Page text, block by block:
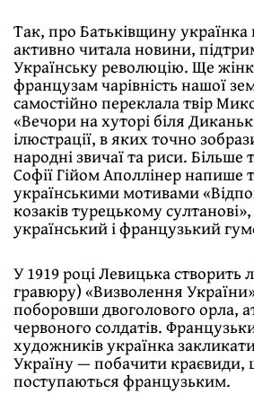
Так, про Батьківщину
активно читала новини,
Українську революцію. Ще
французам чарівність нашої
самостійно переклала твір
«Вечори на хуторі біля
ілюстрації, в яких точно
народні звичаї та риси. Більше
Софії Гійом Аполлінер напише
українськими мотивами
козаків турецькому
український і французький
У 1919 році Левицька створить
гравюру) «Визволення
поборовши двоголового орла,
червоного солдатів.
художників українка
Україну — побачити краєвиди,
поступаються французьким.